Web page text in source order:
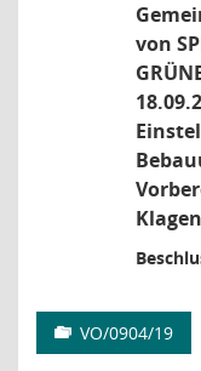
von
Klagen
VO/0904/19